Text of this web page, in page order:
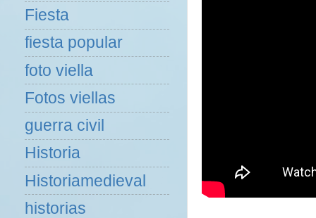
Fiesta
fiesta popular
foto viella
Fotos viellas
guerra civil
Historia
Historiamedieval
historias